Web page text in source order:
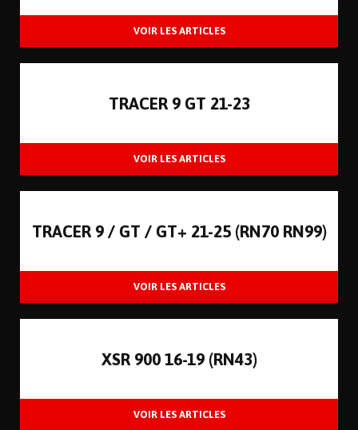
TRACER 9 GT 21-23
TRACER 9 / GT / GT+ 21-25 (RN70 RN99)
XSR 900 16-19 (RN43)